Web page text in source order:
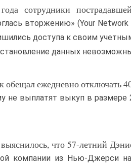
сотрудники
вторжению» (Your Network
доступа к своим
данных
ежедневно отключать
не выплатят выкуп в размере
что 57-летний
компании из Нью-Джерси